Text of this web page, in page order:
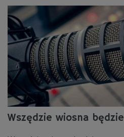
Wszędzie wiosna będzie